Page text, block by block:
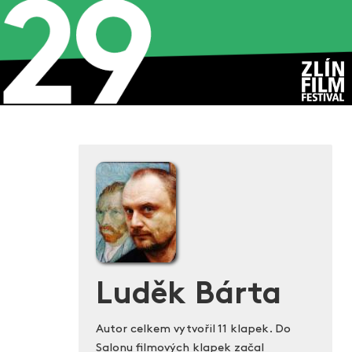
Luděk Bárta
Autor celkem vytvořil 11 klapek. Do
Salonu filmových klapek začal